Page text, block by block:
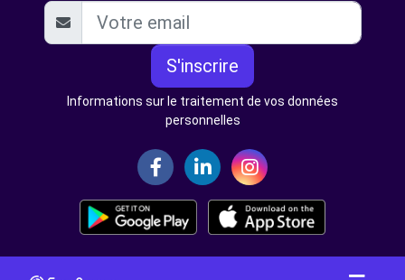
S'inscrire
Informations sur le traitement de vos données
personnelles